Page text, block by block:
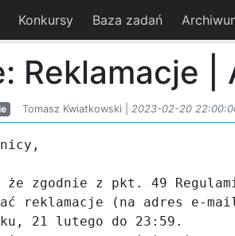
Konkursy Baza zadań
Reklamacje |
Tomasz Kwiatkowski | 2023-02-20
że zgodnie z pkt. 49
reklamacje (na adres e-
21 lutego do 23:59.